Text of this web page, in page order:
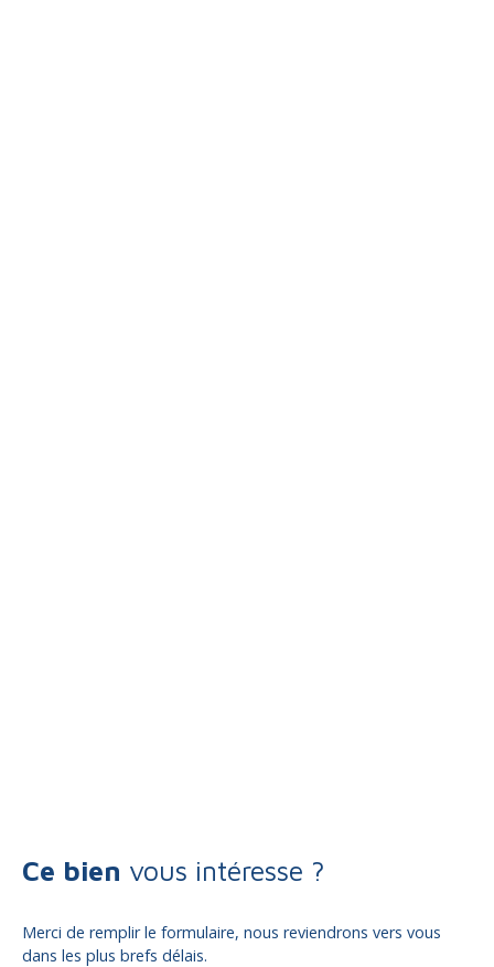
Ce bien vous intéresse ?
Merci de remplir le formulaire, nous reviendrons vers vous
dans les plus brefs délais.